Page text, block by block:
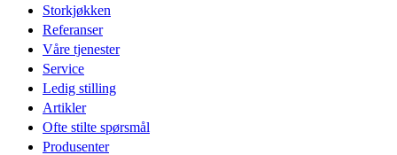
Storkjøkken
Referanser
Våre tjenester
Service
Ledig stilling
Artikler
Ofte stilte spørsmål
Produsenter